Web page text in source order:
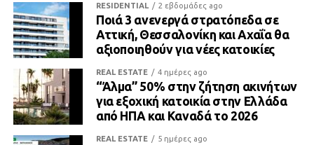
RESIDENTIAL 2 εβδομάδες ago
Ποιά 3 ανενεργά στρατόπεδα σε
Αττική, Θεσσαλονίκη και Αχαΐα θα
αξιοποιηθούν για νέες κατοικίες
REAL ESTATE 4 ημέρες ago
“Άλμα” 50% στην ζήτηση ακινήτων
για εξοχική κατοικία στην Ελλάδα
από ΗΠΑ και Καναδά το 2026
REAL ESTATE 5 ημέρες ago